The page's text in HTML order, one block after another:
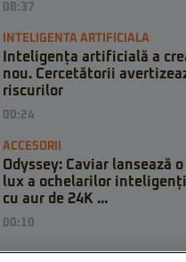
08:37
INTELIGENTA ARTIFICIALA
Inteligența artificială a
nou. Cercetătorii
riscurilor
00:24
ACCESORII
Odyssey: Caviar lansează
lux a ochelarilor inteligenți
cu aur de 24K ...
00:10